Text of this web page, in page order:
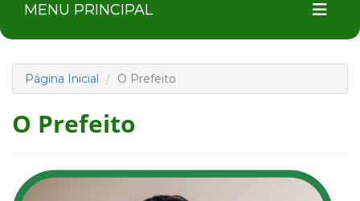
MENU PRINCIPAL
Página Inicial O Prefeito
O Prefeito